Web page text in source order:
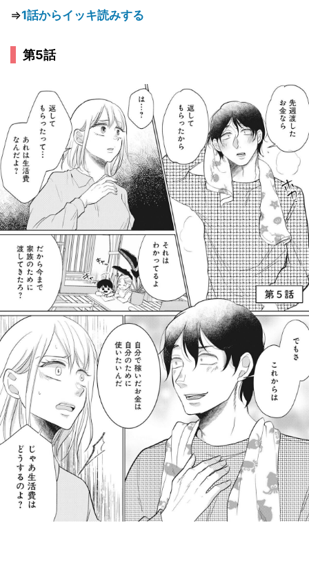
⇒1話からイッキ読みする
第5話